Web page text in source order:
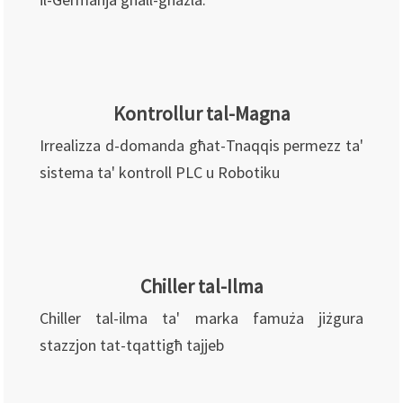
Kontrollur tal-Magna
Irrealizza d-domanda għat-Tnaqqis permezz ta'
sistema ta' kontroll PLC u Robotiku
Chiller tal-Ilma
Chiller tal-ilma ta' marka famuża jiżgura
stazzjon tat-tqattigħ tajjeb